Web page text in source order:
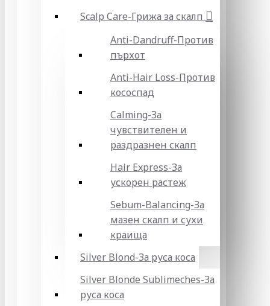
Scalp Care-Грижа за скалп
Anti-Dandruff-Против
пърхот
Anti-Hair Loss-Против
кососпад
Calming-За
чувствителен и
раздразнен скалп
Hair Express-За
ускорен растеж
Sebum-Balancing-За
мазен скалп и сухи
краища
Silver Blond-За руса коса
Silver Blonde Sublіmeches-За
руса коса